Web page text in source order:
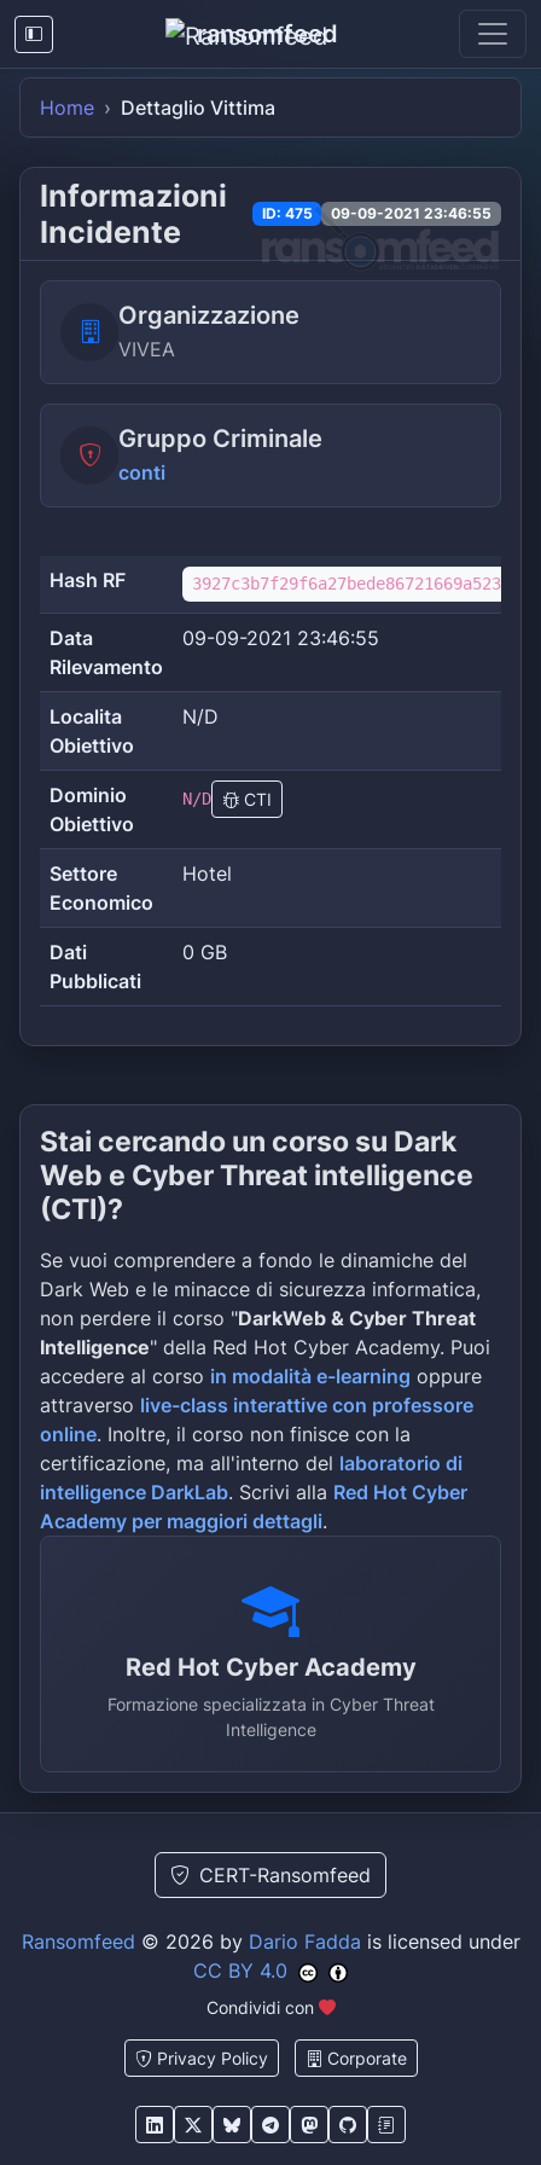
ransomfeed
Home Dettaglio Vittima
Informazioni
Incidente
ID: 475 09-09-2021 23:46:55
Organizzazione
VIVEA
Gruppo Criminale
conti
Hash RF
Data
Rilevamento
09-09-2021 23:46:55
Localita
Obiettivo
N/D
Dominio
Obiettivo
N/D CTI
Settore
Economico
Hotel
Dati
Pubblicati
0 GB
Stai cercando un corso su Dark
Web e Cyber Threat intelligence
(CTI)?
Se vuoi comprendere a fondo le dinamiche del
Dark Web e le minacce di sicurezza informatica,
non perdere il corso "DarkWeb & Cyber Threat
Intelligence" della Red Hot Cyber Academy. Puoi
accedere al corso in modalità e-learning oppure
attraverso live-class interattive con professore
online. Inoltre, il corso non finisce con la
certificazione, ma all'interno del laboratorio di
intelligence DarkLab. Scrivi alla Red Hot Cyber
Academy per maggiori dettagli.
Red Hot Cyber Academy
Formazione specializzata in Cyber Threat
Intelligence
CERT-Ransomfeed
Ransomfeed © 2026 by Dario Fadda is licensed under
CC BY 4.0
Condividi con
Privacy Policy Corporate